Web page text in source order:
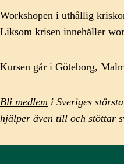
Workshopen i uthållig
Liksom krisen innehåller
Kursen går i Göteborg,
Bli medlem i Sveriges
hjälper även till och stöttar